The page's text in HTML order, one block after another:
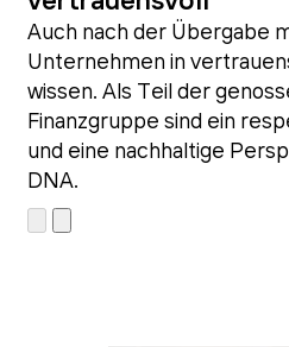
Auch nach der Übergabe
Unternehmen in
wissen. Als Teil der
Finanzgruppe sind ein
und eine nachhaltige
DNA.